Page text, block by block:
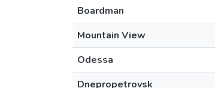
Boardman
Mountain View
Odessa
Dnepropetrovsk